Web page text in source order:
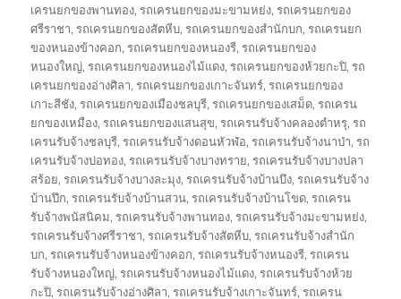
เครนยกของพานทอง,รถเครนยกของมะขามหย่ง,รถเครนยกของ
ศรีราชา,รถเครนยกของสัตหีบ,รถเครนยกของสำนักบก,รถเครนยก
ของหนองข้างคอก,รถเครนยกของหนองรี,รถเครนยกของ
หนองใหญ่,รถเครนยกของหนองไม้แดง,รถเครนยกของห้วยกะปิ,รถ
เครนยกของอ่างศิลา,รถเครนยกของเกาะจันทร์,รถเครนยกของ
เกาะสีชัง,รถเครนยกของเมืองชลบุรี,รถเครนยกของเสม็ด,รถเครน
ยกของเหมือง,รถเครนยกของแสนสุข,รถเครนรับจ้างคลองตำหรุ,รถ
เครนรับจ้างชลบุรี,รถเครนรับจ้างดอนหัวฬ่อ,รถเครนรับจ้างนาป่า,รถ
เครนรับจ้างบ่อทอง,รถเครนรับจ้างบางทราย,รถเครนรับจ้างบางปลา
สร้อย,รถเครนรับจ้างบางละมุง,รถเครนรับจ้างบ้านบึง,รถเครนรับจ้าง
บ้านปึก,รถเครนรับจ้างบ้านสวน,รถเครนรับจ้างบ้านโขด,รถเครน
รับจ้างพนัสนิคม,รถเครนรับจ้างพานทอง,รถเครนรับจ้างมะขามหย่ง,
รถเครนรับจ้างศรีราชา,รถเครนรับจ้างสัตหีบ,รถเครนรับจ้างสำนัก
บก,รถเครนรับจ้างหนองข้างคอก,รถเครนรับจ้างหนองรี,รถเครน
รับจ้างหนองใหญ่,รถเครนรับจ้างหนองไม้แดง,รถเครนรับจ้างห้วย
กะปิ,รถเครนรับจ้างอ่างศิลา,รถเครนรับจ้างเกาะจันทร์,รถเครน